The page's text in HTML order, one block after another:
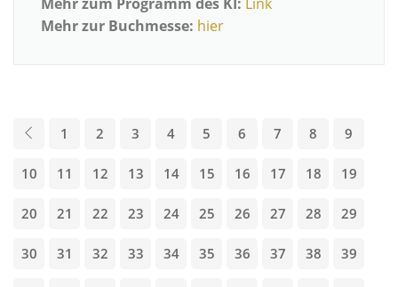
Mehr zur Buchmesse: hier
1 2 3 4 5 6 7 8 9
10 11 12 13 14 15 16 17 18 19
20 21 22 23 24 25 26 27 28 29
30 31 32 33 34 35 36 37 38 39